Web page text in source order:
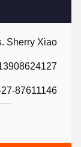
Sherry Xiao
87611146